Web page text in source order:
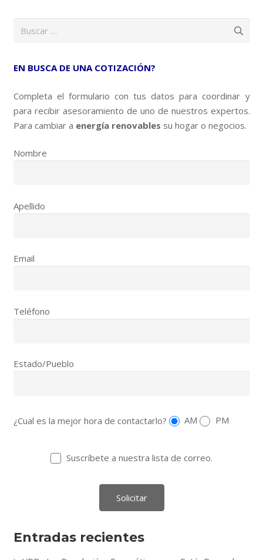
EN BUSCA DE UNA COTIZACIÓN?
Completa el formulario con tus datos para coordinar y
para recibir asesoramiento de uno de nuestros expertos.
Para cambiar a energía renovables su hogar o negocios.
Nombre
Apellido
Email
Teléfono
Estado/Pueblo
¿Cual es la mejor hora de contactarlo? AM PM
Suscríbete a nuestra lista de correo.
Entradas recientes